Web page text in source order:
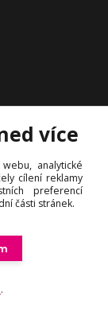
kosmetika
více
analytické
cílení reklamy
preferencí
části stránek.
.